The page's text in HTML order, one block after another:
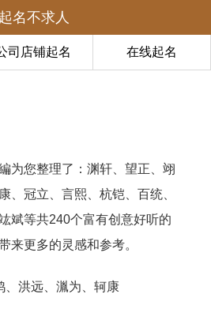
起名不求人
司店铺起名 在线起名
为您整理了：渊轩、望正、翊
、冠立、言熙、杭铠、百统、
斌等共240个富有创意好听的
来更多的灵感和参考。
、洪远、湚为、轲康